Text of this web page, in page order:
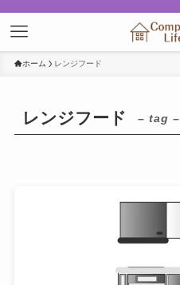
ホーム レンジフード
レンジフード – tag –